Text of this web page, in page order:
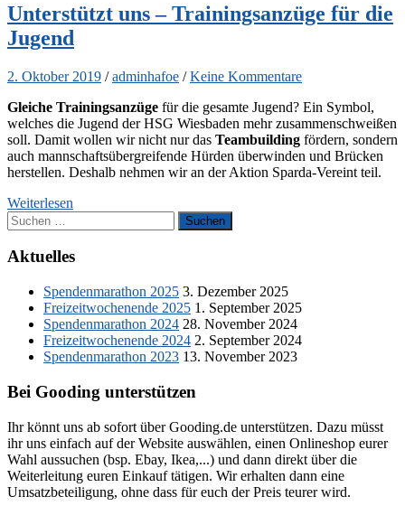
Unterstützt uns – Trainingsanzüge für die
Jugend
2. Oktober 2019 /adminhafoe /Keine Kommentare
Gleiche Trainingsanzüge für die gesamte Jugend? Ein Symbol,
welches die Jugend der HSG Wiesbaden mehr zusammenschweißen
soll. Damit wollen wir nicht nur das Teambuilding fördern, sondern
auch mannschaftsübergreifende Hürden überwinden und Brücken
herstellen. Deshalb nehmen wir an der Aktion Sparda-Vereint teil.
Weiterlesen
Suchen
nach:
Aktuelles
Spendenmarathon 2025 3. Dezember 2025
Freizeitwochenende 2025 1. September 2025
Spendenmarathon 2024 28. November 2024
Freizeitwochenende 2024 2. September 2024
Spendenmarathon 2023 13. November 2023
Bei Gooding unterstützen
Ihr könnt uns ab sofort über Gooding.de unterstützen. Dazu müsst
ihr uns einfach auf der Website auswählen, einen Onlineshop eurer
Wahl aussuchen (bsp. Ebay, Ikea,...) und dann direkt über die
Weiterleitung euren Einkauf tätigen. Wir erhalten dann eine
Umsatzbeteiligung, ohne dass für euch der Preis teurer wird.